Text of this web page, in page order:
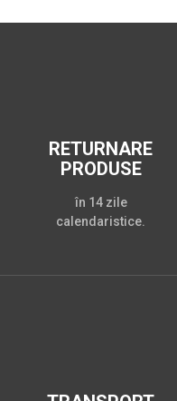
RETURNARE
PRODUSE
în 14 zile
calendaristice.